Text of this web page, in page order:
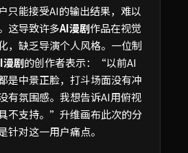
只能接受AI的输出结果，难以
这导致许多AI漫剧作品在视觉
，缺乏导演个人风格。一位制
漫剧的创作者表示：“以前AI
是中景正脸，打斗场面没有冲
有氛围感。我想告诉AI用俯视
不支持。”升维画布此次的分
针对这一用户痛点。